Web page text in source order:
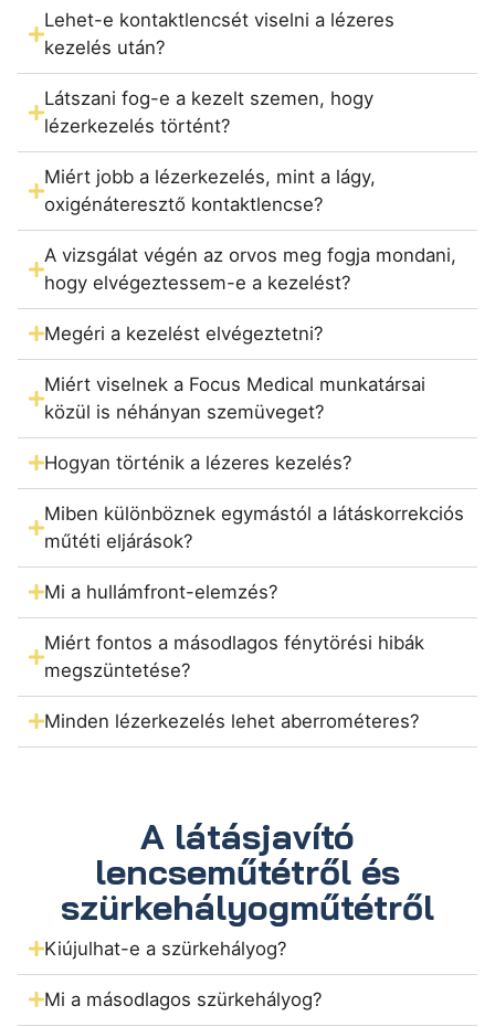
Lehet-e kontaktlencsét viselni a lézeres
kezelés után?
Látszani fog-e a kezelt szemen, hogy
lézerkezelés történt?
Miért jobb a lézerkezelés, mint a lágy,
oxigénáteresztő kontaktlencse?
A vizsgálat végén az orvos meg fogja mondani,
hogy elvégeztessem-e a kezelést?
Megéri a kezelést elvégeztetni?
Miért viselnek a Focus Medical munkatársai
közül is néhányan szemüveget?
Hogyan történik a lézeres kezelés?
Miben különböznek egymástól a látáskorrekciós
műtéti eljárások?
Mi a hullámfront-elemzés?
Miért fontos a másodlagos fénytörési hibák
megszüntetése?
Minden lézerkezelés lehet aberrométeres?
A látásjavító
lencseműtétről és
szürkehályogműtétről
Kiújulhat-e a szürkehályog?
Mi a másodlagos szürkehályog?